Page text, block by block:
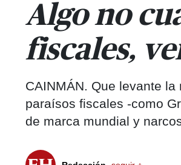
Algo no
fiscales,
CAINMÁN. Que levante
paraísos fiscales -como
de marca mundial y